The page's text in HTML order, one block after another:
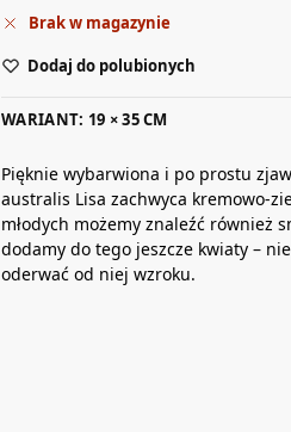
Brak w magazynie
Dodaj do polubionych
WARIANT: 19 × 35 CM
Pięknie wybarwiona i po prostu
australis Lisa zachwyca kremowo-
młodych możemy znaleźć również
dodamy do tego jeszcze kwiaty –
oderwać od niej wzroku.